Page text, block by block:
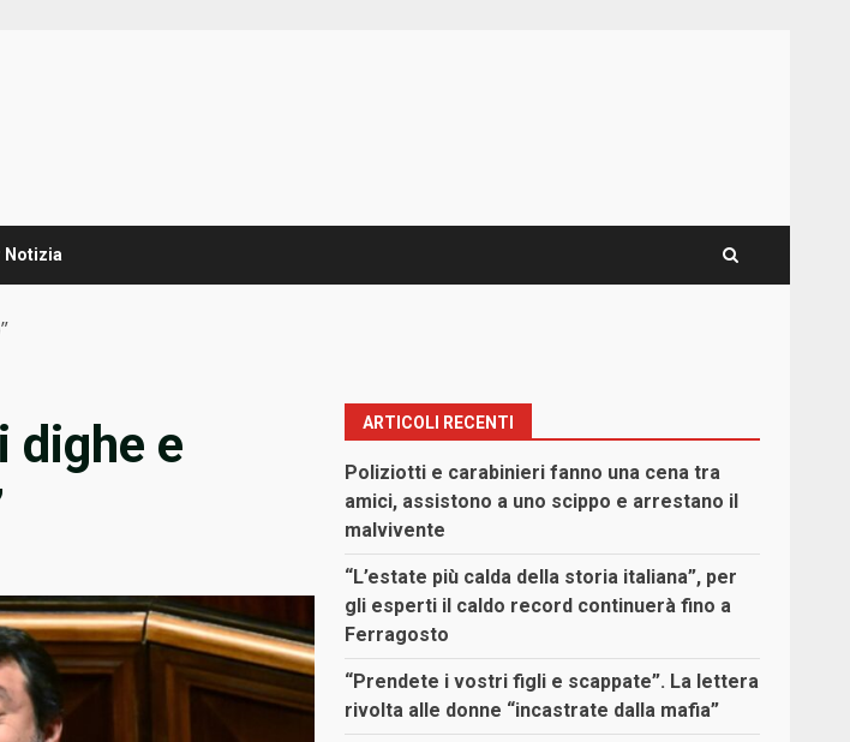
Notizia
dighe e
ARTICOLI RECENTI
Poliziotti e carabinieri fanno una cena tra
amici, assistono a uno scippo e arrestano il
malvivente
“L’estate più calda della storia italiana”, per
gli esperti il caldo record continuerà fino a
Ferragosto
“Prendete i vostri figli e scappate”. La lettera
rivolta alle donne “incastrate dalla mafia”